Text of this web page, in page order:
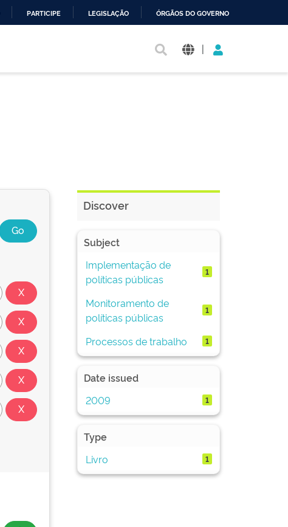
PARTICIPE LEGISLAÇÃO ÓRGÃOS DO GOVERNO
|
Discover
Subject
Implementação de
políticas públicas
1
Monitoramento de
políticas públicas
1
Processos de trabalho 1
Date issued
2009
1
Type
Livro
1